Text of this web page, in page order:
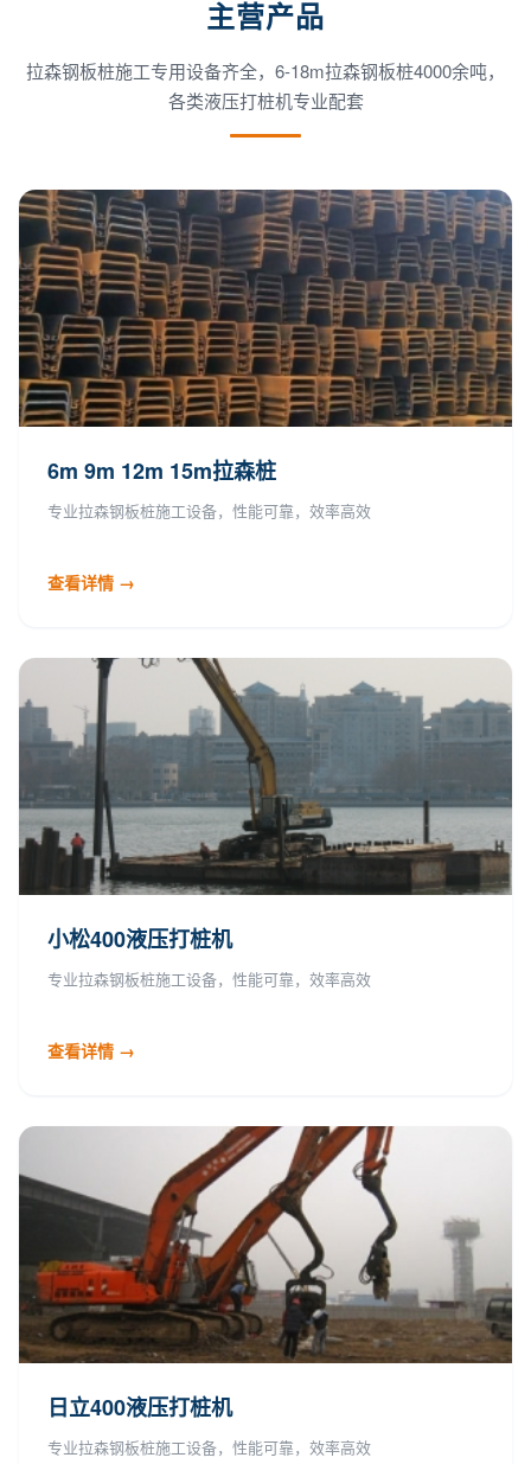
主营产品
拉森钢板桩施工专用设备齐全，6-18m拉森钢板桩4000余吨，
各类液压打桩机专业配套
6m 9m 12m 15m拉森桩
专业拉森钢板桩施工设备，性能可靠，效率高效
查看详情 →
小松400液压打桩机
专业拉森钢板桩施工设备，性能可靠，效率高效
查看详情 →
日立400液压打桩机
专业拉森钢板桩施工设备，性能可靠，效率高效